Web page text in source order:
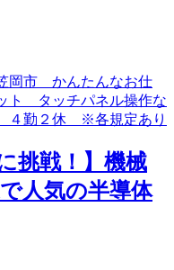
挑戦！】機械
人気の半導体